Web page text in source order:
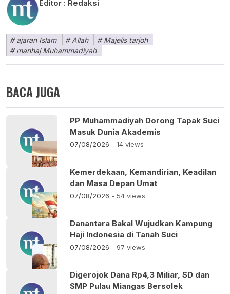
Editor : Redaksi
ajaran Islam Allah
Majelis tarjoh
manhaj Muhammadiyah
BACA JUGA
PP Muhammadiyah Dorong Tapak Suci
Masuk Dunia Akademis
07/08/2026 - 14 views
Kemerdekaan, Kemandirian, Keadilan
dan Masa Depan Umat
07/08/2026 - 54 views
Danantara Bakal Wujudkan Kampung
Haji Indonesia di Tanah Suci
07/08/2026 - 97 views
Digerojok Dana Rp4,3 Miliar, SD dan
SMP Pulau Miangas Bersolek